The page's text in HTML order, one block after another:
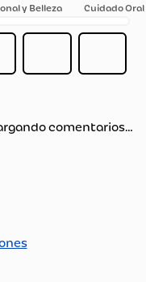
y Belleza Cuidado Oral
comentarios…